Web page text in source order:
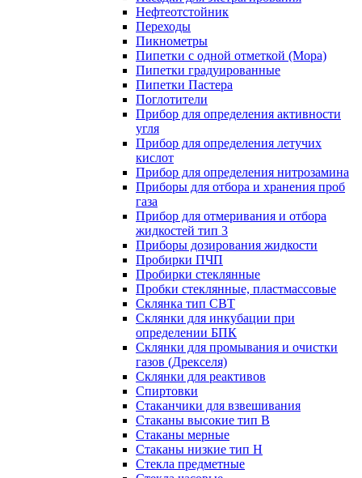
Нефтеотстойник
Переходы
Пикнометры
Пипетки с одной отметкой (Мора)
Пипетки градуированные
Пипетки Пастера
Поглотители
Прибор для определения активности
угля
Прибор для определения летучих
кислот
Прибор для определения нитрозамина
Приборы для отбора и хранения проб
газа
Прибор для отмеривания и отбора
жидкостей тип 3
Приборы дозирования жидкости
Пробирки ПЧП
Пробирки стеклянные
Пробки стеклянные, пластмассовые
Склянка тип СВТ
Склянки для инкубации при
определении БПК
Склянки для промывания и очистки
газов (Дрекселя)
Склянки для реактивов
Спиртовки
Стаканчики для взвешивания
Стаканы высокие тип В
Стаканы мерные
Стаканы низкие тип Н
Стекла предметные